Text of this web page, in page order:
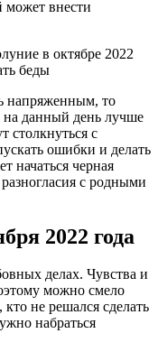
может внести
напряженным, то
данный день лучше
столкнуться с
ошибки и делать
начаться черная
с родными
2022 года
делах. Чувства и
можно смело
не решался сделать
набраться